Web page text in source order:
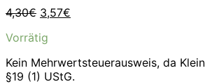
4,30€ Ursprünglicher
war:
3,57€
Vorrätig
Kein Mehrwertsteuerausweis, da
§19 (1) UStG.